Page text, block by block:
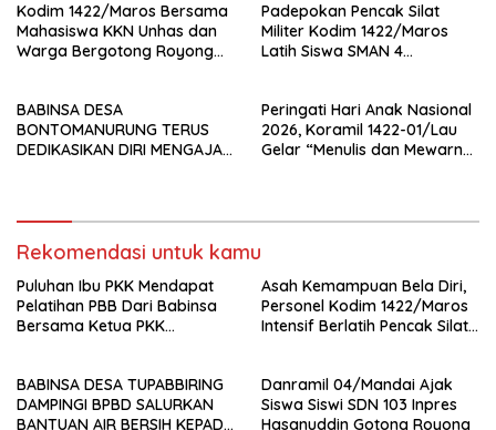
Kodim 1422/Maros Bersama
Mahasiswa KKN Unhas dan
Warga Bergotong Royong
Padepokan Pencak Silat
Militer Kodim 1422/Maros
Latih Siswa SMAN 4
BABINSA DESA
BONTOMANURUNG TERUS
DEDIKASIKAN DIRI MENGAJAR
Peringati Hari Anak Nasional
2026, Koramil 1422-01/Lau
Gelar “Menulis dan Mewarnai
Rekomendasi untuk kamu
Puluhan Ibu PKK Mendapat
Pelatihan PBB Dari Babinsa
Bersama Ketua PKK
Asah Kemampuan Bela Diri,
Personel Kodim 1422/Maros
Intensif Berlatih Pencak Silat
BABINSA DESA TUPABBIRING
DAMPINGI BPBD SALURKAN
BANTUAN AIR BERSIH KEPADA
Danramil 04/Mandai Ajak
Siswa Siswi SDN 103 Inpres
Hasanuddin Gotong Royong